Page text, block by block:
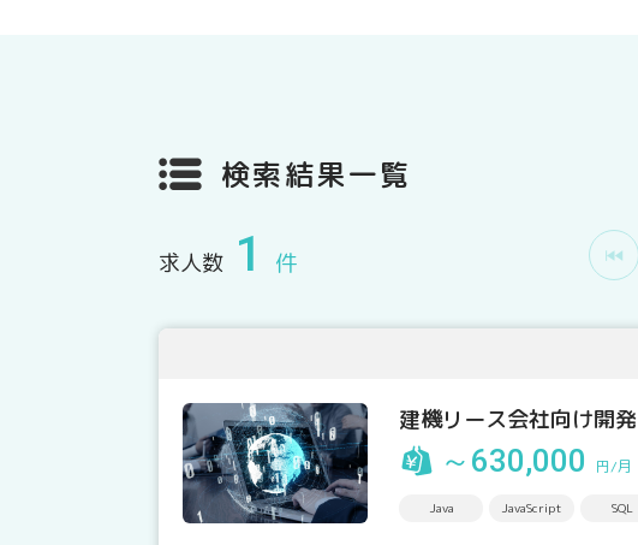
検索結果一覧
求人数 1 件
建機リース会社向け開発
～630,000 円/月
Java JavaScript SQL